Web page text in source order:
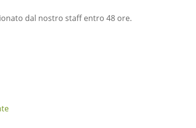
dal nostro staff entro 48 ore.